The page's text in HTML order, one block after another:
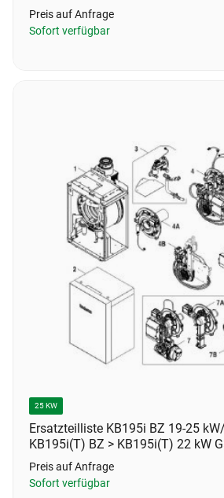
Preis auf Anfrage
Sofort verfügbar
25 KW
Ersatzteilliste KB195i BZ 19-25
KB195i(T) BZ > KB195i(T) 22 kW
Preis auf Anfrage
Sofort verfügbar